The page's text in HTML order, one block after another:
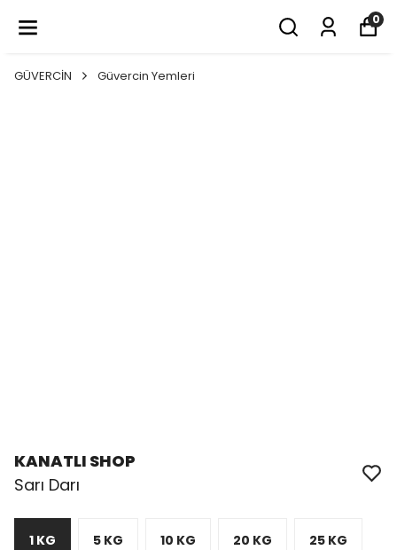
DOSTLARINIZ İÇİN EN İYİSİ 0
GÜVERCİN Güvercin Yemleri
KANATLI SHOP
Sarı Darı
1 KG 5 KG 10 KG 20 KG 25 KG